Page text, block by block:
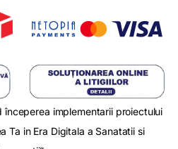
implementarii proiectului
Ta in Era Digitala a Sanatatii si